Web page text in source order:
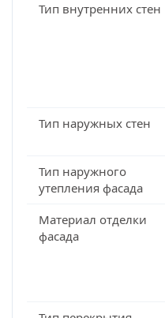
Тип внутренних стен
Тип наружных стен
Тип наружного
утепления фасада
Материал отделки
фасада